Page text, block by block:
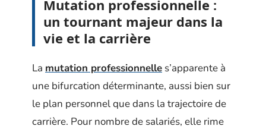
Mutation professionnelle :
un tournant majeur dans la
vie et la carrière
La mutation professionnelle s’apparente à
une bifurcation déterminante, aussi bien sur
le plan personnel que dans la trajectoire de
carrière. Pour nombre de salariés, elle rime